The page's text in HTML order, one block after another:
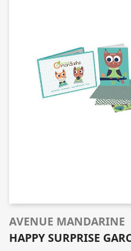
AVENUE MANDARINE
HAPPY SURPRISE